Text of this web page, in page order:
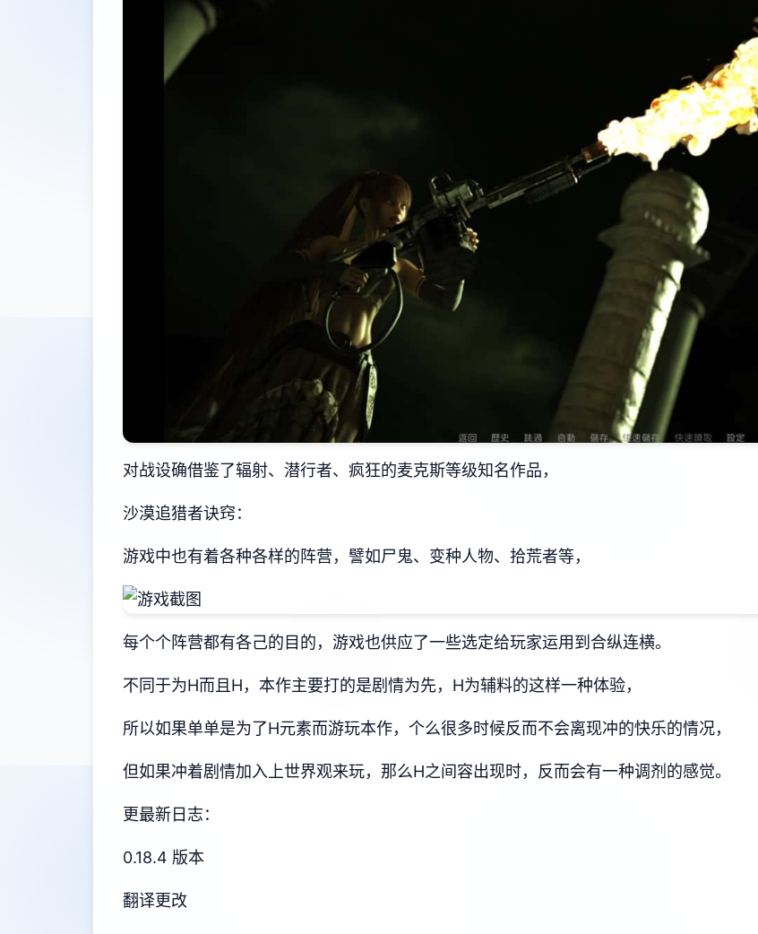
对战设确借鉴了辐射、潜行者、疯狂的麦克斯等级知名作品，
沙漠追猎者诀窍：
游戏中也有着各种各样的阵营，譬如尸鬼、变种人物、拾荒者等，
每个个阵营都有各己的目的，游戏也供应了一些选定给玩家运用到合纵连横。
不同于为H而且H，本作主要打的是剧情为先，H为辅料的这样一种体验，
所以如果单单是为了H元素而游玩本作，个么很多时候反而不会离现冲的快乐的情况，
但如果冲着剧情加入上世界观来玩，那么H之间容出现时，反而会有一种调剂的感觉。
更最新日志：
0.18.4 版本
翻译更改